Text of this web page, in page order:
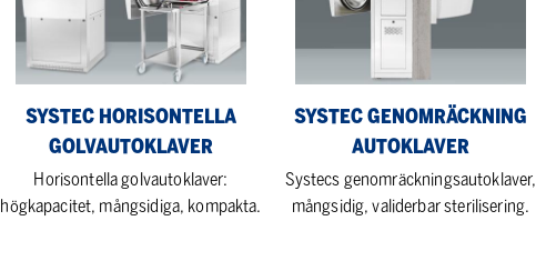
SYSTEC HORISONTELLA
GOLVAUTOKLAVER
Horisontella golvautoklaver:
högkapacitet, mångsidiga, kompakta.
SYSTEC GENOMRÄCKNING
AUTOKLAVER
Systecs genomräckningsautoklaver,
mångsidig, validerbar sterilisering.